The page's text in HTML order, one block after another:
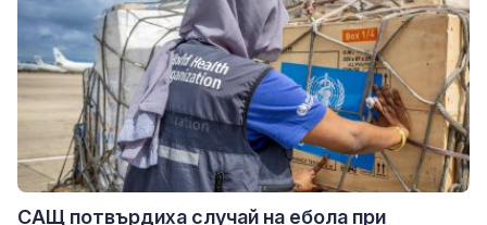
САЩ потвърдиха случай на ебола при